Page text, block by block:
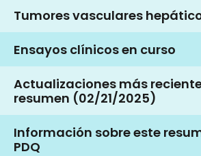
Tumores vasculares
Ensayos clínicos en curso
Actualizaciones más
resumen (02/21/2025)
Información sobre este
PDQ